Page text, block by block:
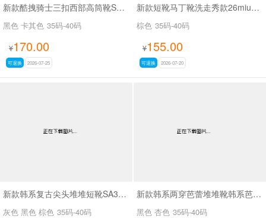
新款酷拽骑士三扣西部高筒靴SA8042
黑色 卡其色 35码-40码
¥170.00
可退换 2026-07-25
新款短靴马丁靴洗走秀款26miuSA1061
棕色 35码-40码
¥155.00
可退换 2026-07-20
新款韩系复古尖头堆堆短靴SA3050-2
灰色 黑色 棕色 35码-40码
新款韩系两穿芭蕾堆堆靴韩系芭蕾两穿靴SA3030
黑色 杏色 35码-40码